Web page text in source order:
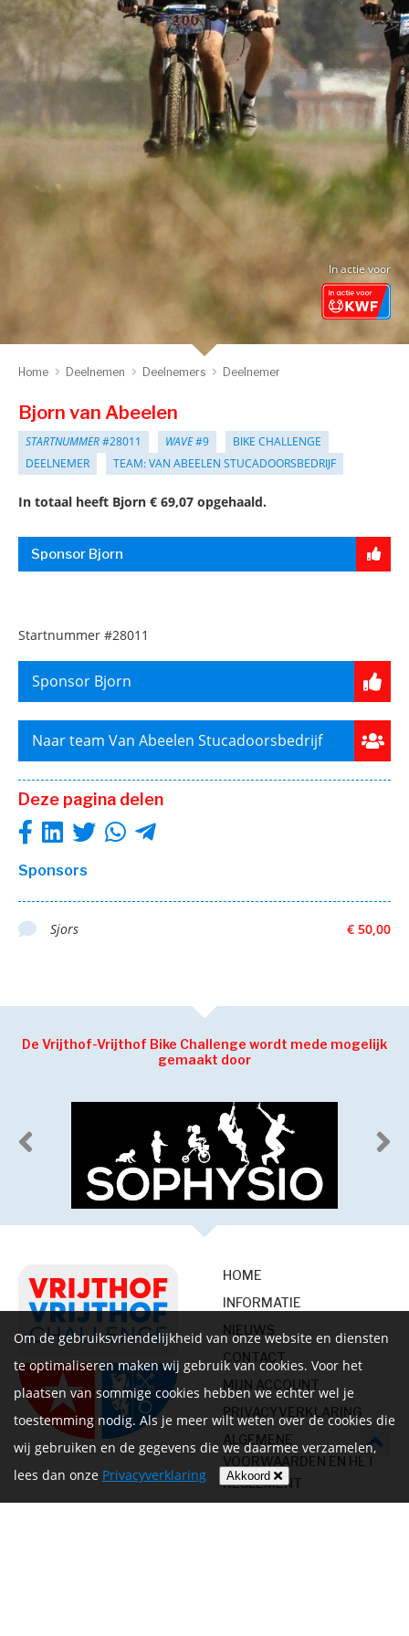
In actie voor
Home Deelnemen Deelnemers Deelnemer
Bjorn van Abeelen
STARTNUMMER#28011 WAVE#9
BIKE CHALLENGE
DEELNEMER
TEAM: VAN ABEELEN STUCADOORSBEDRIJF
In totaal heeft Bjorn € 69,07 opgehaald.
Sponsor Bjorn
Startnummer #28011
Sponsor Bjorn
Naar team Van Abeelen Stucadoorsbedrijf
Deze pagina delen
Sponsors
€ 50,00
Sjors
De Vrijthof-Vrijthof Bike Challenge wordt mede mogelijk
gemaakt door
HOME
INFORMATIE
NIEUWS
CONTACT
MIJN ACCOUNT
PRIVACYVERKLARING
ALGEMENE
VOORWAARDEN EN HET
REGLEMENT
Om de gebruiksvriendelijkheid van onze website en diensten
te optimaliseren maken wij gebruik van cookies. Voor het
plaatsen van sommige cookies hebben we echter wel je
toestemming nodig. Als je meer wilt weten over de cookies die
wij gebruiken en de gegevens die we daarmee verzamelen,
lees dan onze Privacyverklaring Akkoord